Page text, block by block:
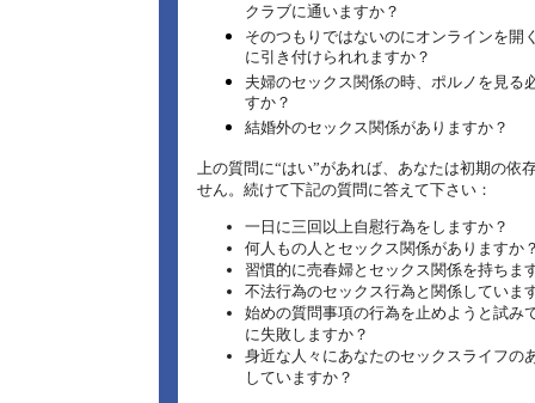
クラブに通いますか？
そのつもりではないのにオンラインを開
に引き付けられれますか？
夫婦のセックス関係の時、ポルノを見る
すか？
結婚外のセックス関係がありますか？
上の質問に“はい”があれば、あなたは初期の依
せん。続けて下記の質問に答えて下さい：
一日に三回以上自慰行為をしますか？
何人もの人とセックス関係がありますか
習慣的に売春婦とセックス関係を持ちま
不法行為のセックス行為と関係していま
始めの質問事項の行為を止めようと試み
に失敗しますか？
身近な人々にあなたのセックスライフの
していますか？